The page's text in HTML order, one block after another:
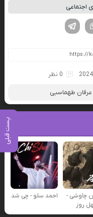
پست قبلی
اجتماعی
لینکدین
0 نظر
عرفان طهماسبی
چاوشی -
روز
احمد سلو - چی شد